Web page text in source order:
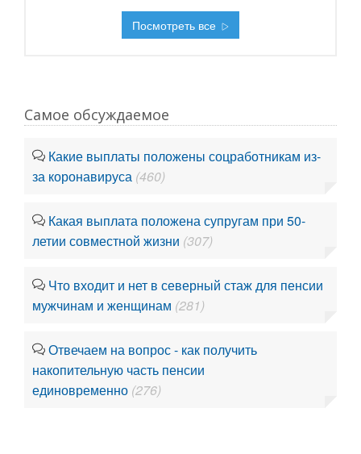
Посмотреть все
Самое обсуждаемое
Какие выплаты положены соцработникам из-
за коронавируса (460)
Какая выплата положена супругам при 50-
летии совместной жизни (307)
Что входит и нет в северный стаж для пенсии
мужчинам и женщинам (281)
Отвечаем на вопрос - как получить
накопительную часть пенсии
единовременно (276)